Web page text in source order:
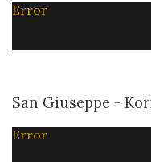
Error
San Giuseppe -
Error